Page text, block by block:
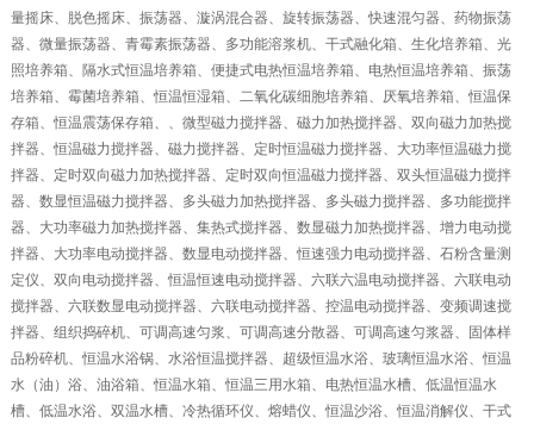
量摇床、脱色摇床、振荡器、漩涡混合器、旋转振荡器、快速混匀器、药物振荡
器、微量振荡器、青霉素振荡器、多功能溶浆机、干式融化箱、生化培养箱、光
照培养箱、隔水式恒温培养箱、便捷式电热恒温培养箱、电热恒温培养箱、振荡
培养箱、霉菌培养箱、恒温恒湿箱、二氧化碳细胞培养箱、厌氧培养箱、恒温保
存箱、恒温震荡保存箱、、微型磁力搅拌器、磁力加热搅拌器、双向磁力加热搅
拌器、恒温磁力搅拌器、磁力搅拌器、定时恒温磁力搅拌器、大功率恒温磁力搅
拌器、定时双向磁力加热搅拌器、定时双向恒温磁力搅拌器、双头恒温磁力搅拌
器、数显恒温磁力搅拌器、多头磁力加热搅拌器、多头磁力搅拌器、多功能搅拌
器、大功率磁力加热搅拌器、集热式搅拌器、数显磁力加热搅拌器、增力电动搅
拌器、大功率电动搅拌器、数显电动搅拌器、恒速强力电动搅拌器、石粉含量测
定仪、双向电动搅拌器、恒温恒速电动搅拌器、六联六温电动搅拌器、六联电动
搅拌器、六联数显电动搅拌器、六联电动搅拌器、控温电动搅拌器、变频调速搅
拌器、组织捣碎机、可调高速匀浆、可调高速分散器、可调高速匀浆器、固体样
品粉碎机、恒温水浴锅、水浴恒温搅拌器、超级恒温水浴、玻璃恒温水浴、恒温
水（油）浴、油浴箱、恒温水箱、恒温三用水箱、电热恒温水槽、低温恒温水
槽、低温水浴、双温水槽、冷热循环仪、熔蜡仪、恒温沙浴、恒温消解仪、干式